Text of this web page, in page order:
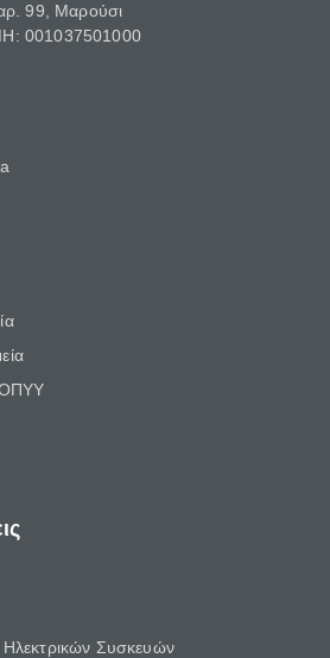
99, Μαρούσι
001037501000
Συσκευών